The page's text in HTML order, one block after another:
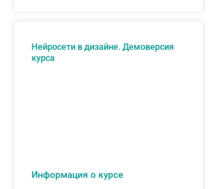
Нейросети в дизайне. Демоверсия
курса
Информация о курсе